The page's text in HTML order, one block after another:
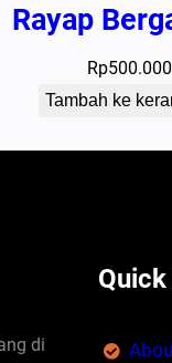
Rayap
Rp500.000
Tambah ke
di